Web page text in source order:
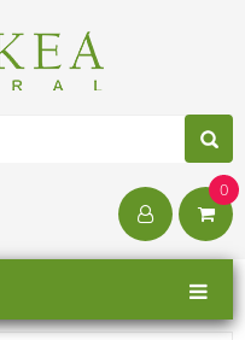
0